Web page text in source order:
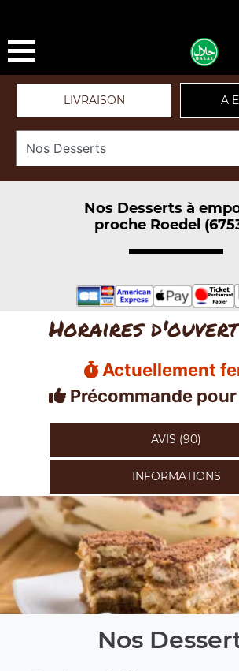
LIVRAISON A
Nos Desserts à
proche Roedel
Horaires
Actuellement
Précommande
AVIS (90)
INFORMATIONS
Nos